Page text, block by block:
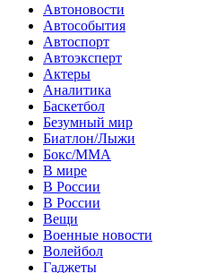
Автоновости
Автособытия
Автоспорт
Автоэксперт
Актеры
Аналитика
Баскетбол
Безумный мир
Биатлон/Лыжи
Бокс/MMA
В мире
В России
В России
Вещи
Военные новости
Волейбол
Гаджеты